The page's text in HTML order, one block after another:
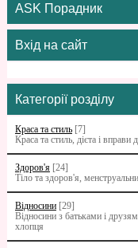
ASK Порадник
Вхід на сайт
Категорії розділу
Краса та стиль [7]
Краса та стиль, дієта і
Здоров'я [24]
Тіло та здоров'я,
Відносини [29]
Відносини з батьками i
хлопця